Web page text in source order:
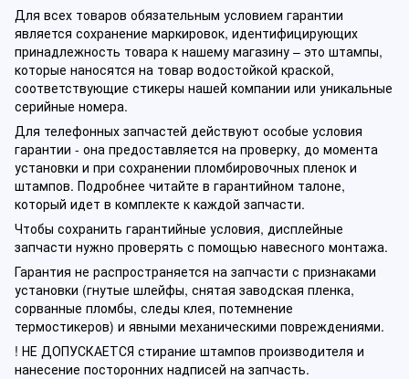
Для всех товаров обязательным условием гарантии
является сохранение маркировок, идентифицирующих
принадлежность товара к нашему магазину – это штампы,
которые наносятся на товар водостойкой краской,
соответствующие стикеры нашей компании или уникальные
серийные номера.
Для телефонных запчастей действуют особые условия
гарантии - она предоставляется на проверку, до момента
установки и при сохранении пломбировочных пленок и
штампов. Подробнее читайте в гарантийном талоне,
который идет в комплекте к каждой запчасти.
Чтобы сохранить гарантийные условия, дисплейные
запчасти нужно проверять с помощью навесного монтажа.
Гарантия не распространяется на запчасти с признаками
установки (гнутые шлейфы, снятая заводская пленка,
сорванные пломбы, следы клея, потемнение
термостикеров) и явными механическими повреждениями.
! НЕ ДОПУСКАЕТСЯ стирание штампов производителя и
нанесение посторонних надписей на запчасть.